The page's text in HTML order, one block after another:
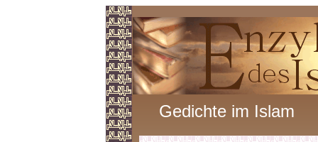
Gedichte im Islam